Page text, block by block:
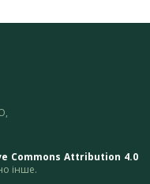
Commons Attribution 4.0
інше.